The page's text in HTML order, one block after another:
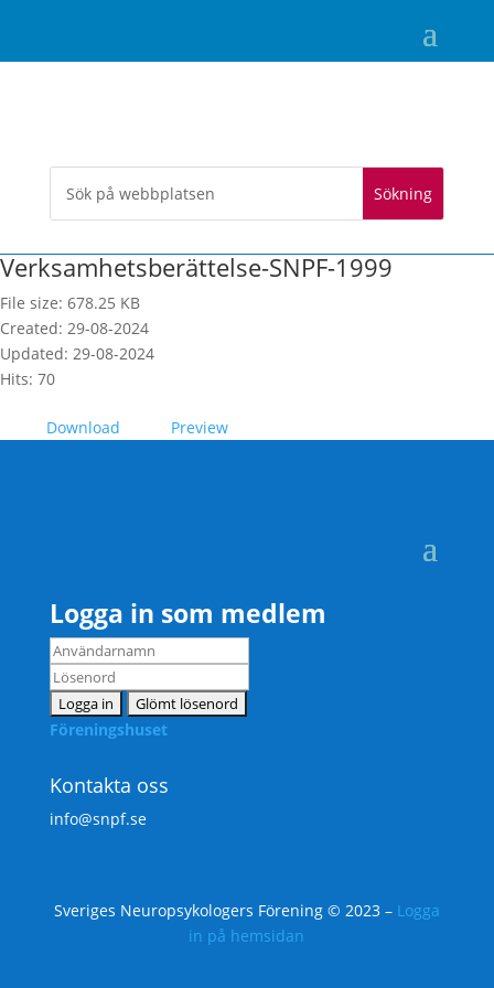
Verksamhetsberättelse-SNPF-1999
File size: 678.25 KB
Created: 29-08-2024
Updated: 29-08-2024
Hits: 70
Download Preview
Logga in som medlem
Föreningshuset
Kontakta oss
info@snpf.se
Sveriges Neuropsykologers Förening © 2023 – Logga
in på hemsidan